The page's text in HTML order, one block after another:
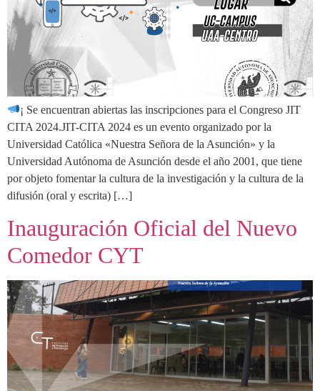
¡ Se encuentran abiertas las inscripciones para el Congreso JIT
CITA 2024.JIT-CITA 2024 es un evento organizado por la
Universidad Católica «Nuestra Señora de la Asunción» y la
Universidad Autónoma de Asunción desde el año 2001, que tiene
por objeto fomentar la cultura de la investigación y la cultura de la
difusión (oral y escrita) […]
Inauguración Oficial del Nuevo
Comedor CYT